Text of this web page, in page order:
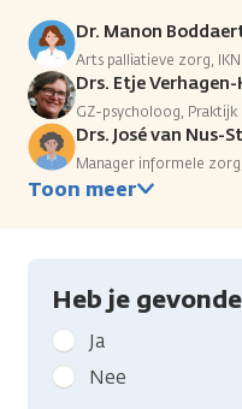
Dr. Manon
Arts palliatieve zorg,
Drs. Etje
GZ-psycholoog, Praktijk
Drs. José van Nus-
Manager informele
Toon meer
Heb je
Geef
kanker.nl
feedback:
Ja
Nee